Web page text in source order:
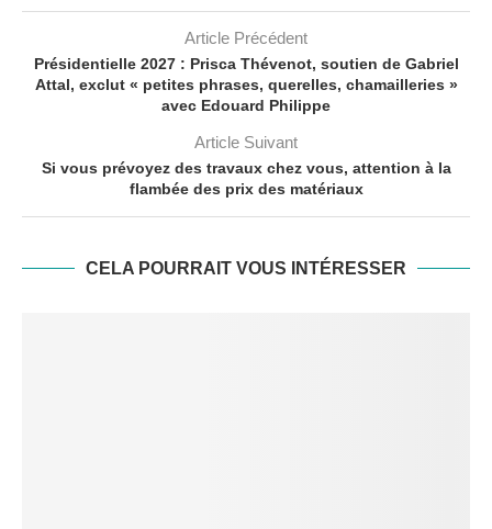
Article Précédent
Présidentielle 2027 : Prisca Thévenot, soutien de Gabriel
Attal, exclut « petites phrases, querelles, chamailleries »
avec Edouard Philippe
Article Suivant
Si vous prévoyez des travaux chez vous, attention à la
flambée des prix des matériaux
CELA POURRAIT VOUS INTÉRESSER